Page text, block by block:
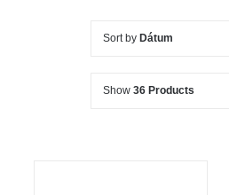
Sort by Dátum
Show 36 Products